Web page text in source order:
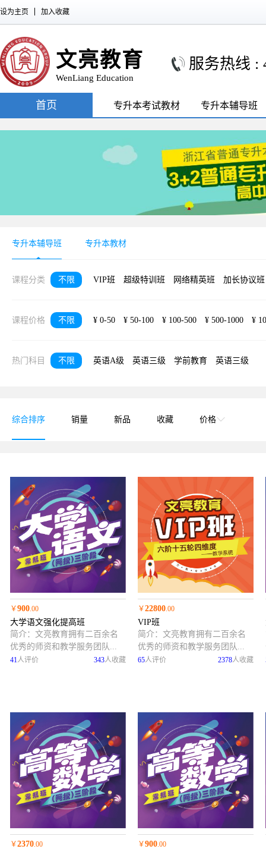
设为主页 加入收藏
文亮教育
WenLiang Education
服务热线 :
首页 专升本考试教材 专升本辅导班
专升本辅导班 专升本教材
课程分类 不限 VIP班 超级特训班 网络精英班 加长协议班
课程价格 不限 ¥ 0-50 ¥ 50-100 ¥ 100-500 ¥ 500-1000 ¥
热门科目 不限 英语A级 英语三级 学前教育 英语三级
综合排序 销量 新品 收藏 价格
￥900 .00
大学语文强化提高班
简介： 文亮教育拥有二百余名
优秀的师资和教学服务团队...
41 人评价 343人收藏
￥22800 .00
VIP班
简介： 文亮教育拥有二百余名
优秀的师资和教学服务团队...
65人评价 2378人收藏
￥2370 .00 ￥900 .00